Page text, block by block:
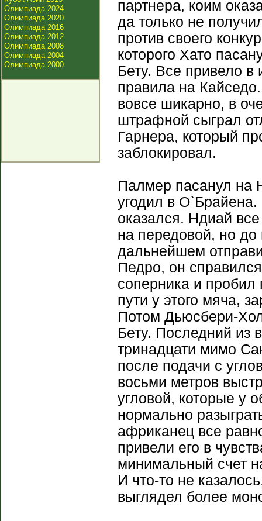
Олимпиада 2024
Олимпиада 2020
Олимпиада 2016
Олимпиада 2012
Олимпиада 2008
Олимпиада 2004
Олимпиада 2000
партнера, коим
да только не
против своего
которого Хато
Бету. Все привело в
правила на
вовсе шикарно, в
штрафной сыграл
Гарнера, который
заблокировал.
Палмер пасанул на
угодил в О`Брайена.
оказался. Ндиай
на передовой, но до
дальнейшем
Педро, он
соперника и пробил
пути у этого мяча,
Потом Дьюсбери-
Бету. Последний из
тринадцати мимо
после подачи с
восьми метров
угловой, которые у
нормально
африканец все
привели его в
минимальный счет
И что-то не
выглядел более